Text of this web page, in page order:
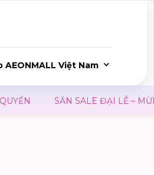
AEONMALL Việt Nam
LỄ – MỪNG QUỐC KHÁNH 02/09